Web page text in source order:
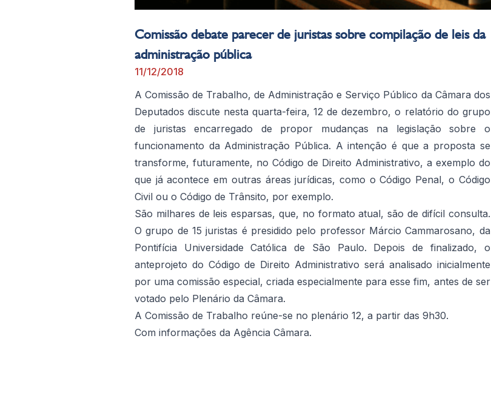
Comissão debate parecer de juristas sobre compilação de leis da
administração pública
11/12/2018
A Comissão de Trabalho, de Administração e Serviço Público da Câmara dos
Deputados discute nesta quarta-feira, 12 de dezembro, o relatório do grupo
de juristas encarregado de propor mudanças na legislação sobre o
funcionamento da Administração Pública. A intenção é que a proposta se
transforme, futuramente, no Código de Direito Administrativo, a exemplo do
que já acontece em outras áreas jurídicas, como o Código Penal, o Código
Civil ou o Código de Trânsito, por exemplo.
São milhares de leis esparsas, que, no formato atual, são de difícil consulta.
O grupo de 15 juristas é presidido pelo professor Márcio Cammarosano, da
Pontifícia Universidade Católica de São Paulo. Depois de finalizado, o
anteprojeto do Código de Direito Administrativo será analisado inicialmente
por uma comissão especial, criada especialmente para esse fim, antes de ser
votado pelo Plenário da Câmara.
A Comissão de Trabalho reúne-se no plenário 12, a partir das 9h30.
Com informações da Agência Câmara.